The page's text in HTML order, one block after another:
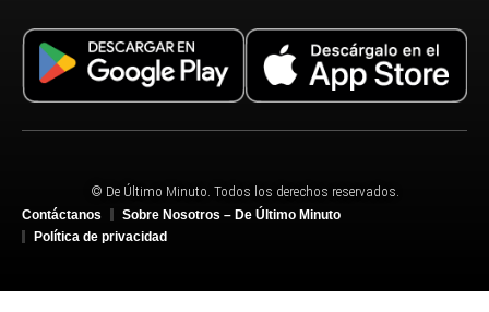
© De Último Minuto. Todos los derechos reservados.
Contáctanos
Sobre Nosotros – De Último Minuto
Política de privacidad